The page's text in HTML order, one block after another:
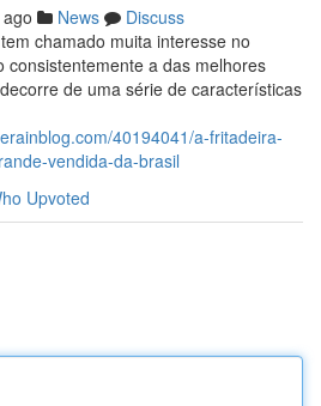
News
Discuss
chamado muita interesse no
consistentemente a das melhores
de uma série de características
40194041/a-fritadeira-
vendida-da-brasil
Upvoted